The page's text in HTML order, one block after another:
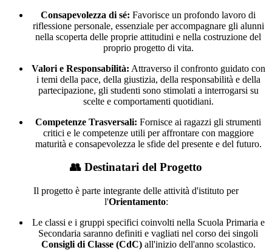
Consapevolezza di sé: Favorisce un profondo lavoro di
riflessione personale, essenziale per accompagnare gli alunni
nella scoperta delle proprie attitudini e nella costruzione del
proprio progetto di vita.
Valori e Responsabilità: Attraverso il confronto guidato con
i temi della pace, della giustizia, della responsabilità e della
partecipazione, gli studenti sono stimolati a interrogarsi su
scelte e comportamenti quotidiani.
Competenze Trasversali: Fornisce ai ragazzi gli strumenti
critici e le competenze utili per affrontare con maggiore
maturità e consapevolezza le sfide del presente e del futuro.
👥 Destinatari del Progetto
Il progetto è parte integrante delle attività d'istituto per
l'Orientamento:
Le classi e i gruppi specifici coinvolti nella Scuola Primaria e
Secondaria saranno definiti e vagliati nel corso dei singoli
Consigli di Classe (CdC)all'inizio dell'anno scolastico.